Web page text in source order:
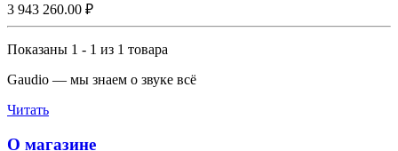
3 943 260.00 ₽
Показаны 1 - 1 из 1 товара
Gaudio — мы знаем о звуке всё
Читать
О магазине